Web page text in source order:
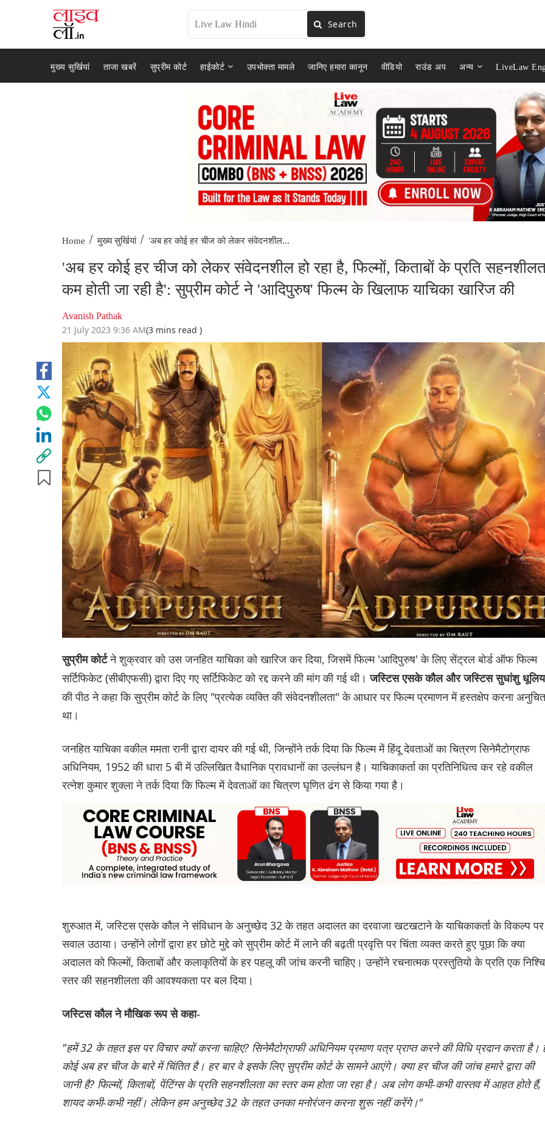
Search
मुख्य सुर्खियां ताजा खबरें सुप्रीम कोर्ट हाईकोर्ट उपभोक्ता मामले जानिए हमारा कानून वीडियो राउंड अप अन्य LiveLaw
Home / मुख्य सुर्खियां / 'अब हर कोई हर चीज को लेकर संवेदनशील...
'अब हर कोई हर चीज को लेकर संवेदनशील हो रहा है, फिल्मों, किताबों के प्रति
कम होती जा रही है': सुप्रीम कोर्ट ने 'आदिपुरुष' फिल्म के खिलाफ याचिका खारिज की
Avanish Pathak
21 July 2023 9:36 AM(3 mins read )
सुप्रीम कोर्टने शुक्रवार को उस जनहित याचिका को खारिज कर दिया, जिसमें फिल्म 'आदिपुरुष' के लिए सेंट्रल बोर्ड ऑफ फिल्म
सर्टिफिकेट (सीबीएफसी) द्वारा दिए गए सर्टिफिकेट को रद्द करने की मांग की गई थी।जस्टिस एसके कौल और जस्टिस सुधांशु
की पीठ ने कहा कि सुप्रीम कोर्ट के लिए "प्रत्येक व्यक्ति की संवेदनशीलता" के आधार पर फिल्म प्रमाणन में हस्तक्षेप करना अनुचित
था।
जनहित याचिका वकील ममता रानी द्वारा दायर की गई थी, जिन्होंने तर्क दिया कि फिल्म में हिंदू देवताओं का चित्रण सिनेमैटोग्राफ
अधिनियम, 1952 की धारा 5 बी में उल्लिखित वैधानिक प्रावधानों का उल्लंघन है। याचिकाकर्ता का प्रतिनिधित्व कर रहे वकील
रत्नेश कुमार शुक्ला ने तर्क दिया कि फिल्म में देवताओं का चित्रण घृणित ढंग से किया गया है।
शुरुआत में, जस्टिस एसके कौल ने संविधान के अनुच्छेद 32 के तहत अदालत का दरवाजा खटखटाने के याचिकाकर्ता के विकल्प पर
सवाल उठाया। उन्होंने लोगों द्वारा हर छोटे मुद्दे को सुप्रीम कोर्ट में लाने की बढ़ती प्रवृत्ति पर चिंता व्यक्त करते हुए पूछा कि क्या
अदालत को फिल्मों, किताबों और कलाकृतियों के हर पहलू की जांच करनी चाहिए। उन्होंने रचनात्मक प्रस्तुतियो के प्रति एक
स्तर की सहनशीलता की आवश्यकता पर बल दिया।
जस्टिस कौल ने मौखिक रूप से कहा-
"हमें 32 के तहत इस पर विचार क्यों करना चाहिए? सिनेमैटोग्राफी अधिनियम प्रमाण पत्र प्राप्त करने की विधि प्रदान करता है।
कोई अब हर चीज के बारे में चिंतित है। हर बार वे इसके लिए सुप्रीम कोर्ट के सामने आएंगे। क्या हर चीज की जांच हमारे द्वारा की
जानी है? फिल्मों, किताबों, पेंटिंग्स के प्रति सहनशीलता का स्तर कम होता जा रहा है। अब लोग कभी-कभी वास्तव में आहत होते हैं,
शायद कभी-कभी नहीं। लेकिन हम अनुच्छेद 32 के तहत उनका मनोरंजन करना शुरू नहीं करेंगे।"